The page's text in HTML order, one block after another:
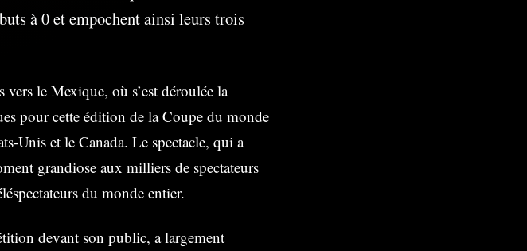
à 0 et empochent ainsi leurs trois
le Mexique, où s’est déroulée la
pour cette édition de la Coupe du monde
Unis et le Canada. Le spectacle, qui a
grandiose aux milliers de spectateurs
du monde entier.
devant son public, a largement